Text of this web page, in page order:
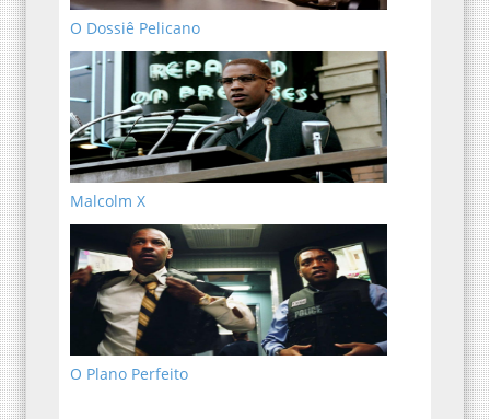
O Dossiê Pelicano
Malcolm X
O Plano Perfeito